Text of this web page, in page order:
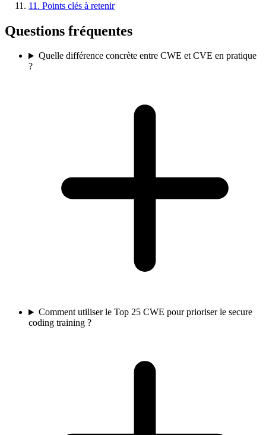
11. Points clés à retenir
Questions fréquentes
Quelle différence concrète entre CWE et CVE en pratique
?
Comment utiliser le Top 25 CWE pour prioriser le secure
coding training ?